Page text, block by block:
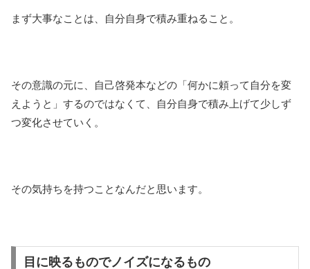
まず大事なことは、自分自身で積み重ねること。
その意識の元に、自己啓発本などの「何かに頼って自分を変
えようと」するのではなくて、自分自身で積み上げて少しず
つ変化させていく。
その気持ちを持つことなんだと思います。
目に映るものでノイズになるもの